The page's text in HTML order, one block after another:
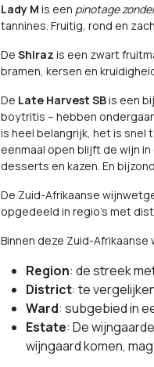
Lady M is een pinotage
tannines. Fruitig, rond en
De Shiraz is een zwart
bramen, kersen en
De Late Harvest SBis een
boytritis – hebben
is heel belangrijk, het is snel
eenmaal open blijft de wijn
desserts en kazen. En
De Zuid-Afrikaanse
opgedeeld in regio’s met
Binnen deze Zuid-
Region: de streek
District: te
Ward: subgebied in
Estate: De
wijngaard komen,